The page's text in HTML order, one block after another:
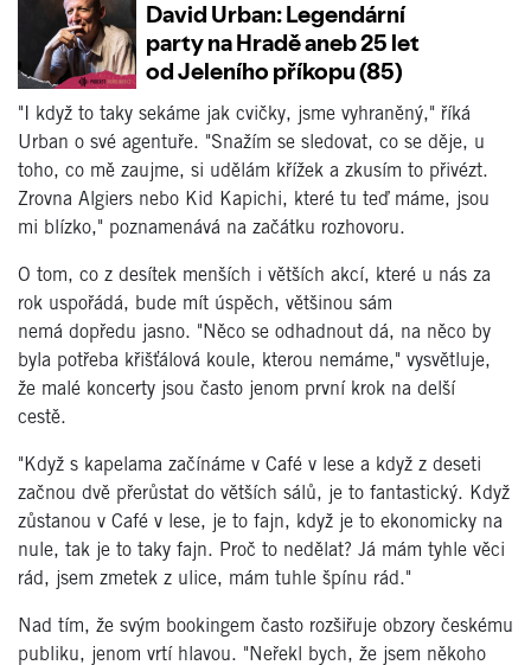
"I když to taky sekáme jak cvičky, jsme vyhraněný," říká
Urban o své agentuře. "Snažím se sledovat, co se děje, u
toho, co mě zaujme, si udělám křížek a zkusím to přivézt.
Zrovna Algiers nebo Kid Kapichi, které tu teď máme, jsou
mi blízko," poznamenává na začátku rozhovoru.
O tom, co z desítek menších i větších akcí, které u nás za
rok uspořádá, bude mít úspěch, většinou sám
nemá dopředu jasno. "Něco se odhadnout dá, na něco by
byla potřeba křišťálová koule, kterou nemáme," vysvětluje,
že malé koncerty jsou často jenom první krok na delší
cestě.
"Když s kapelama začínáme v Café v lese a když z deseti
začnou dvě přerůstat do větších sálů, je to fantastický. Když
zůstanou v Café v lese, je to fajn, když je to ekonomicky na
nule, tak je to taky fajn. Proč to nedělat? Já mám tyhle věci
rád, jsem zmetek z ulice, mám tuhle špínu rád."
Nad tím, že svým bookingem často rozšiřuje obzory českému
publiku, jenom vrtí hlavou. "Neřekl bych, že jsem někoho